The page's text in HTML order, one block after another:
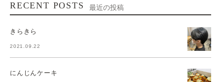
RECENT POSTS 最近の投稿
きらきら
2021.09.22
にんじんケーキ